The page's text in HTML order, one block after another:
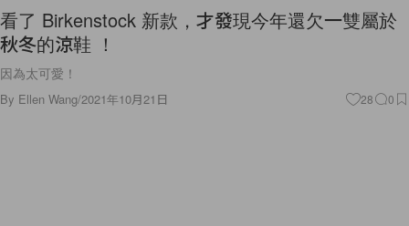
看了 Birkenstock 新款，才發現今年還欠一雙屬於
秋冬的涼鞋 ！
因為太可愛！
By Ellen Wang/2021年10月21日 28 0